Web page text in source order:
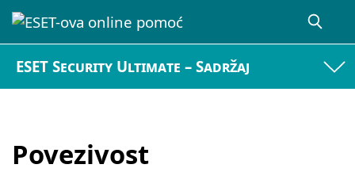
ESET Security Ultimate – Sadržaj
Povezivost